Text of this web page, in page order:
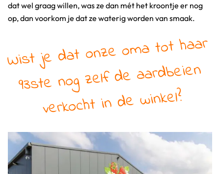
dat wel graag willen, was ze dan mét het kroontje er nog
op, dan voorkom je dat ze waterig worden van smaak.
Wist je dat onze o
ma tot haar
93ste nog zelf de aardbeien
verkocht in de winkel?